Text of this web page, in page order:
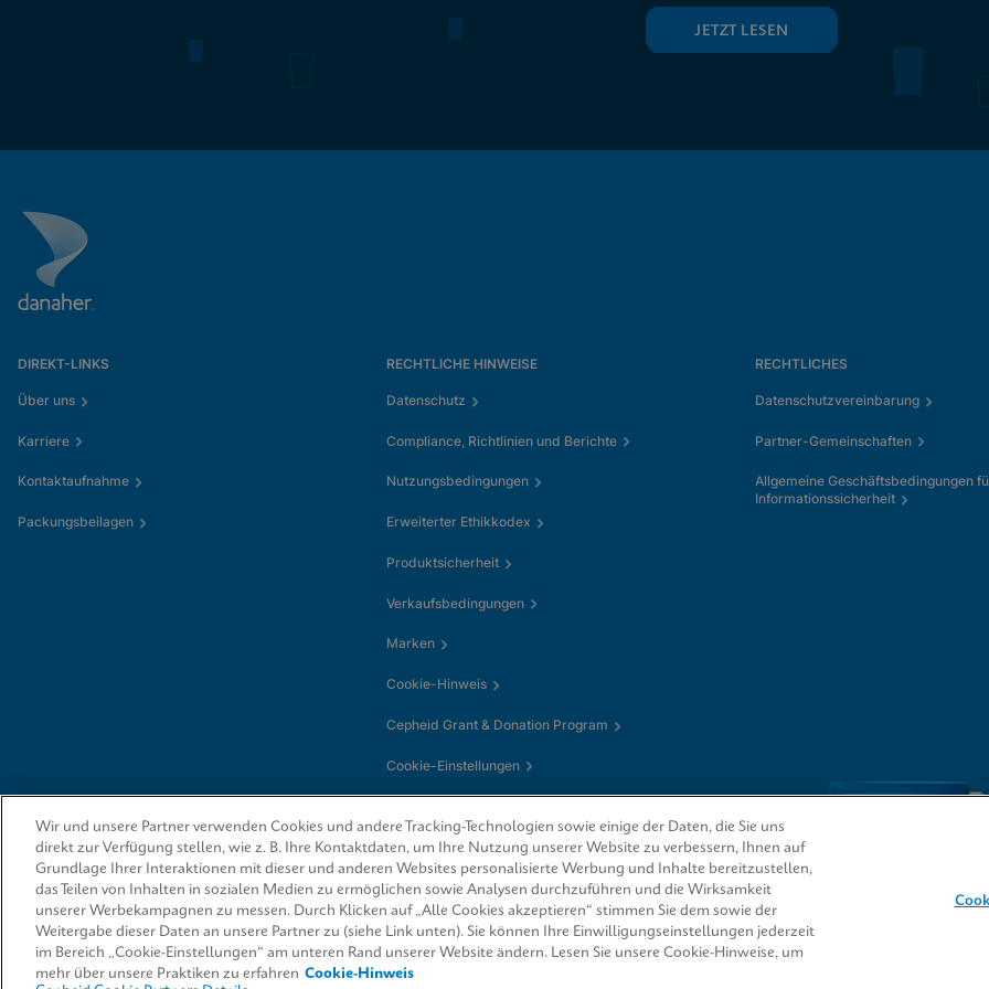
JETZT LESEN
DIREKT-LINKS
Über uns
Karriere
Kontaktaufnahme
Packungsbeilagen
RECHTLICHE HINWEISE
Datenschutz
Compliance, Richtlinien und Berichte
Nutzungsbedingungen
Erweiterter Ethikkodex
Produktsicherheit
Verkaufsbedingungen
Marken
Cookie-Hinweis
Cepheid Grant & Donation Program
Cookie-Einstellungen
RECHTLICHES
Datenschutzvereinbarung
Partner-Gemeinschaften
Allgemeine Geschäftsbedingungen
Informationssicherheit
© 2026 Cepheid. Cepheid®, das Cepheid-Logo, GeneXpert®, Xpert® und I-CORE® sind Marken
von Cepheid, die in den USA und anderen Ländern eingetragen sind.
Wir und unsere Partner verwenden Cookies und andere Tracking-Technologien sowie einige der Daten, die Sie uns
direkt zur Verfügung stellen, wie z. B. Ihre Kontaktdaten, um Ihre Nutzung unserer Website zu verbessern, Ihnen auf
Grundlage Ihrer Interaktionen mit dieser und anderen Websites personalisierte Werbung und Inhalte bereitzustellen,
das Teilen von Inhalten in sozialen Medien zu ermöglichen sowie Analysen durchzuführen und die Wirksamkeit
unserer Werbekampagnen zu messen. Durch Klicken auf „Alle Cookies akzeptieren“ stimmen Sie dem sowie der
Weitergabe dieser Daten an unsere Partner zu (siehe Link unten). Sie können Ihre Einwilligungseinstellungen jederzeit
im Bereich „Cookie-Einstellungen“ am unteren Rand unserer Website ändern. Lesen Sie unsere Cookie-Hinweise, um
mehr über unsere Praktiken zu erfahren Cookie-Hinweis